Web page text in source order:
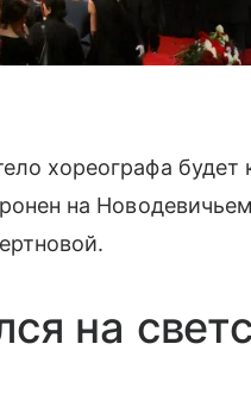
хореографа будет
на
на